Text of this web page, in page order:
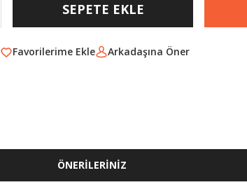
SEPETE EKLE
Arkadaşına Öner
ÖNERİLERİNİZ